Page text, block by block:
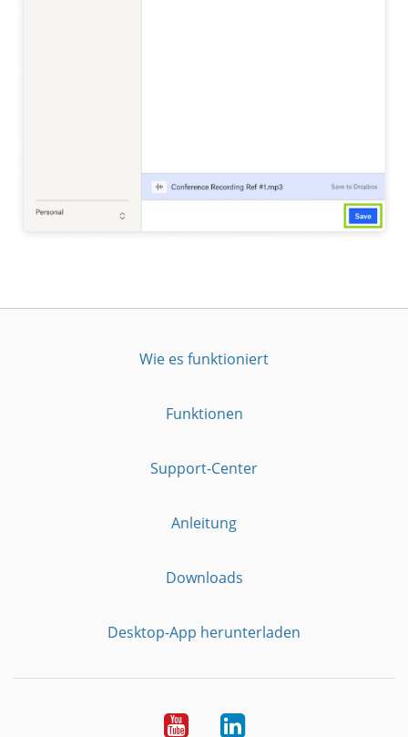
Wie es funktioniert
Funktionen
Support-Center
Anleitung
Downloads
Desktop-App herunterladen
YouTubeLinkedIn